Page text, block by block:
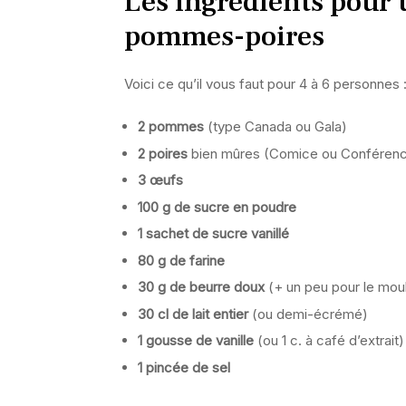
pommes-poires
Voici ce qu’il vous faut pour 4 à 6 personnes :
2 pommes (type Canada ou Gala)
2 poires bien mûres (Comice ou
3 œufs
100 g de sucre en poudre
1 sachet de sucre vanillé
80 g de farine
30 g de beurre doux(+ un peu pour le
30 cl de lait entier(ou demi-écrémé)
1 gousse de vanille (ou 1 c. à café d’extrait)
1 pincée de sel